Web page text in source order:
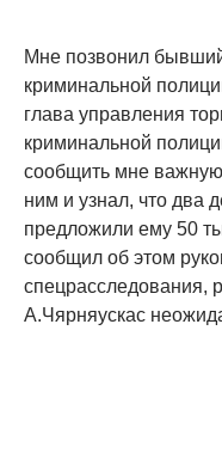
Мне позвонил
криминальной
глава управления
криминальной
сообщить мне
ним и узнал, что два
предложили ему 50
сообщил об этом
спецрасследования,
А.Чярняускас